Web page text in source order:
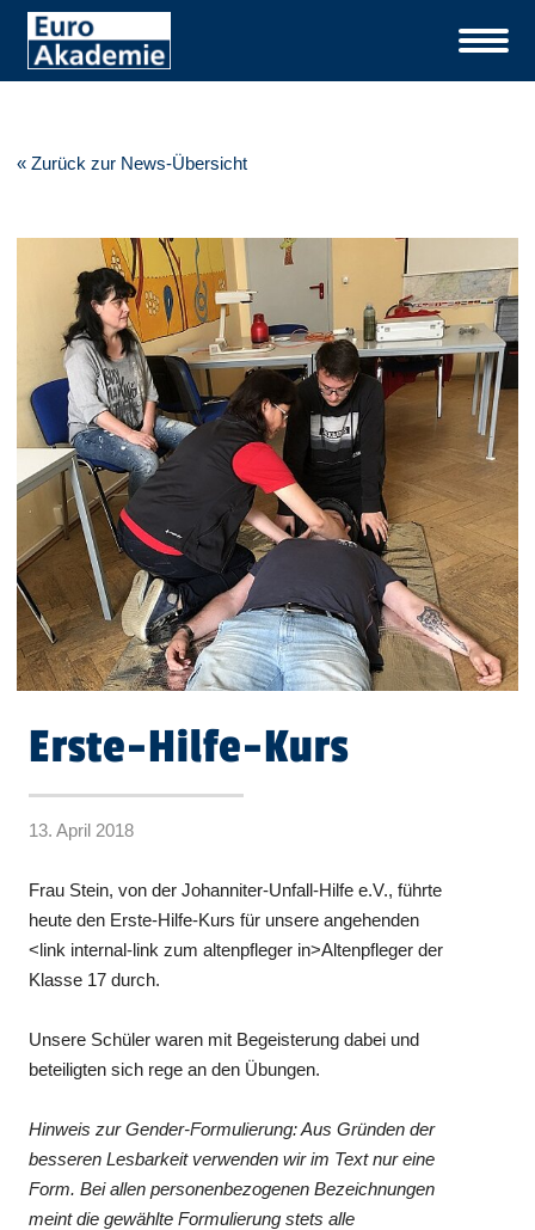
« Zurück zur News-Übersicht
Erste-Hilfe-Kurs
13. April 2018
Frau Stein, von der Johanniter-Unfall-Hilfe e.V., führte
heute den Erste-Hilfe-Kurs für unsere angehenden
<link internal-link zum altenpfleger in>Altenpfleger der
Klasse 17 durch.
Unsere Schüler waren mit Begeisterung dabei und
beteiligten sich rege an den Übungen.
Hinweis zur Gender-Formulierung: Aus Gründen der
besseren Lesbarkeit verwenden wir im Text nur eine
Form. Bei allen personenbezogenen Bezeichnungen
meint die gewählte Formulierung stets alle